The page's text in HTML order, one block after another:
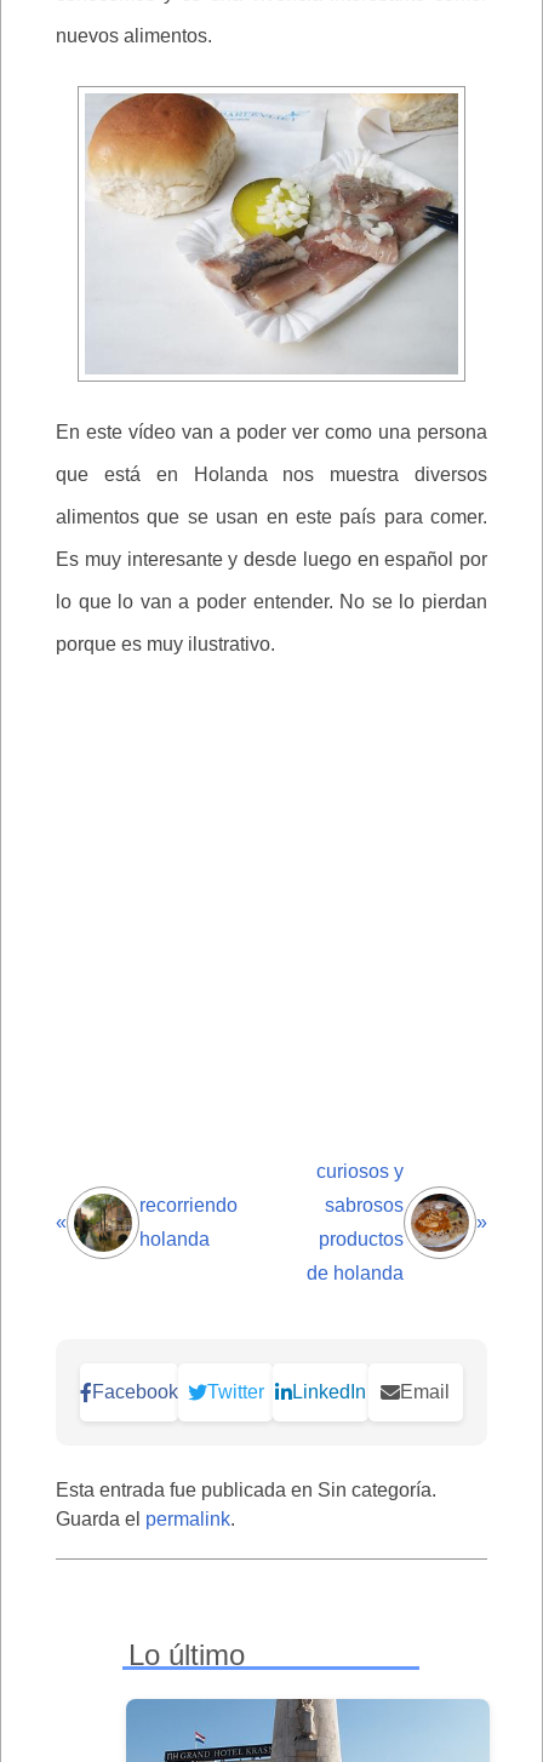
nuevos alimentos.
En este vídeo van a poder ver como una persona
que está en Holanda nos muestra diversos
alimentos que se usan en este país para comer.
Es muy interesante y desde luego en español por
lo que lo van a poder entender. No se lo pierdan
porque es muy ilustrativo.
«
recorriendo
holanda
curiosos y
sabrosos
productos
de holanda
»
Facebook Twitter LinkedIn Email
Esta entrada fue publicada en Sin categoría.
Guarda el permalink.
Lo último